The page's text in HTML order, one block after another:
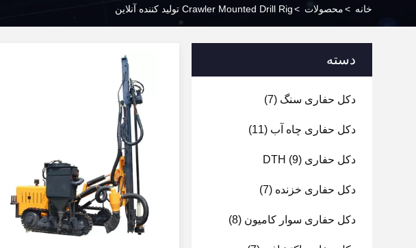
خانه >محصولات >Crawler Mounted Drill Rig تولید کننده آنلاین
دسته
دکل حفاری سنگ (7)
دکل حفاری چاه آب (11)
دکل حفاری DTH (9)
دکل حفاری خزنده (7)
دکل حفاری سوار کامیون (8)